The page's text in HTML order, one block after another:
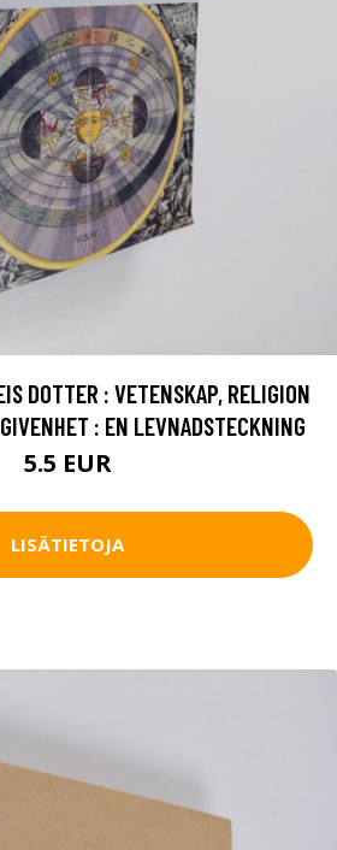
DOTTER : VETENSKAP, RELIGION
: EN LEVNADSTECKNING
5.5 EUR
LISÄTIETOJA